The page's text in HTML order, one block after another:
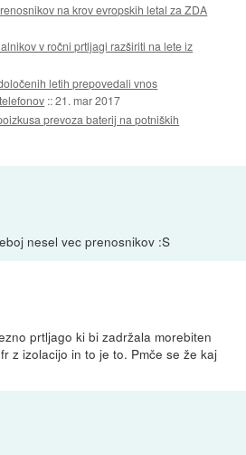
na krov evropskih letal za ZDA
v ročni prtljagi razširiti na lete iz
letih prepovedali vnos
::21. mar 2017
prevoza baterij na potniških
nesel vec prenosnikov :S
prtljago ki bi zadržala morebiten
z izolacijo in to je to. Pmče se že kaj